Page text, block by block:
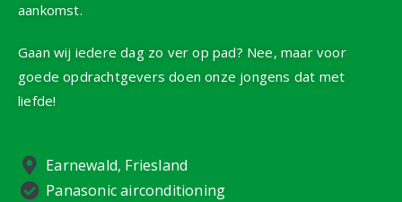
aankomst.
Gaan wij iedere dag zo ver op pad? Nee, maar voor
goede opdrachtgevers doen onze jongens dat met
liefde!
Earnewald, Friesland
Panasonic airconditioning